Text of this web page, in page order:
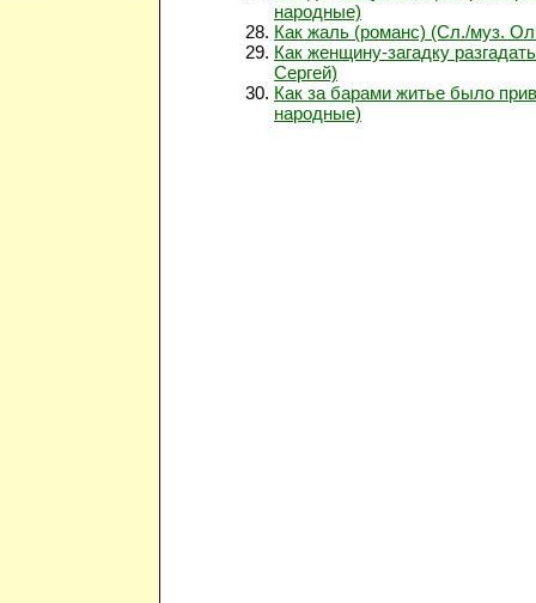
народные)
Как жаль (романс) (Сл./муз.
Как женщину-загадку
Сергей)
Как за барами житье было
народные)